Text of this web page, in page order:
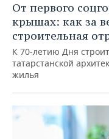
От первого
крышах: как за
строительная
К 70-летию Дня
татарстанской
жилья